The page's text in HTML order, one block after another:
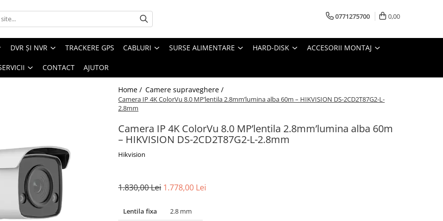
0771275700 0,00
DVR ȘI NVR TRACKERE GPS CABLURI SURSE ALIMENTARE HARD-DISK ACCESORII MONTAJ
CONTACT AJUTOR
Home / Camere supraveghere /
Camera IP 4K ColorVu 8.0 MP’lentila 2.8mm’lumina alba 60m – HIKVISION DS-2CD2T87G2-L-
2.8mm
Camera IP 4K ColorVu 8.0 MP’lentila 2.8mm’lumina alba 60m
– HIKVISION DS-2CD2T87G2-L-2.8mm
Hikvision
1.830,00 Lei 1.778,00 Lei
Lentila fixa
2.8 mm